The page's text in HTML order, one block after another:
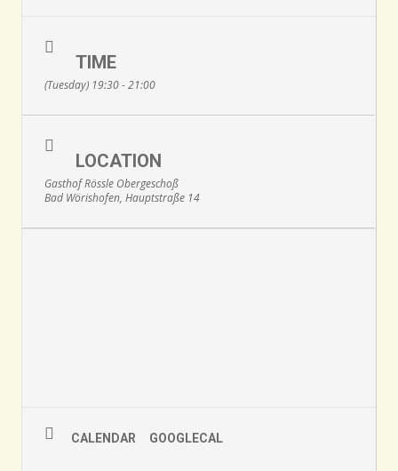
TIME
(Tuesday) 19:30 - 21:00
LOCATION
Gasthof Rössle Obergeschoß
Bad Wörishofen, Hauptstraße 14
CALENDAR GOOGLECAL